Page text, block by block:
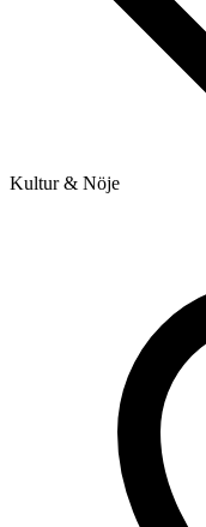
Kultur & Nöje